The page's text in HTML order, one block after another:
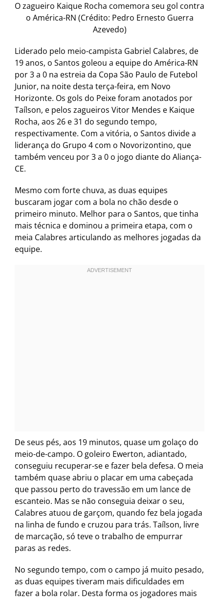
O zagueiro Kaique Rocha comemora seu gol contra
o América-RN (Crédito: Pedro Ernesto Guerra
Azevedo)
Liderado pelo meio-campista Gabriel Calabres, de
19 anos, o Santos goleou a equipe do América-RN
por 3 a 0 na estreia da Copa São Paulo de Futebol
Junior, na noite desta terça-feira, em Novo
Horizonte. Os gols do Peixe foram anotados por
Taílson, e pelos zagueiros Vitor Mendes e Kaique
Rocha, aos 26 e 31 do segundo tempo,
respectivamente. Com a vitória, o Santos divide a
liderança do Grupo 4 com o Novorizontino, que
também venceu por 3 a 0 o jogo diante do Aliança-
CE.
Mesmo com forte chuva, as duas equipes
buscaram jogar com a bola no chão desde o
primeiro minuto. Melhor para o Santos, que tinha
mais técnica e dominou a primeira etapa, com o
meia Calabres articulando as melhores jogadas da
equipe.
De seus pés, aos 19 minutos, quase um golaço do
meio-de-campo. O goleiro Ewerton, adiantado,
conseguiu recuperar-se e fazer bela defesa. O meia
também quase abriu o placar em uma cabeçada
que passou perto do travessão em um lance de
escanteio. Mas se não conseguia deixar o seu,
Calabres atuou de garçom, quando fez bela jogada
na linha de fundo e cruzou para trás. Taílson, livre
de marcação, só teve o trabalho de empurrar
paras as redes.
No segundo tempo, com o campo já muito pesado,
as duas equipes tiveram mais dificuldades em
fazer a bola rolar. Desta forma os jogadores mais